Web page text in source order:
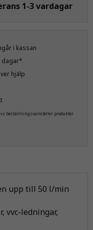
1-3 vardagar
i kassan
dagar*
hjälp
beställningsvaror)eller produkter
upp till 50 l/min
vvc-ledningar,